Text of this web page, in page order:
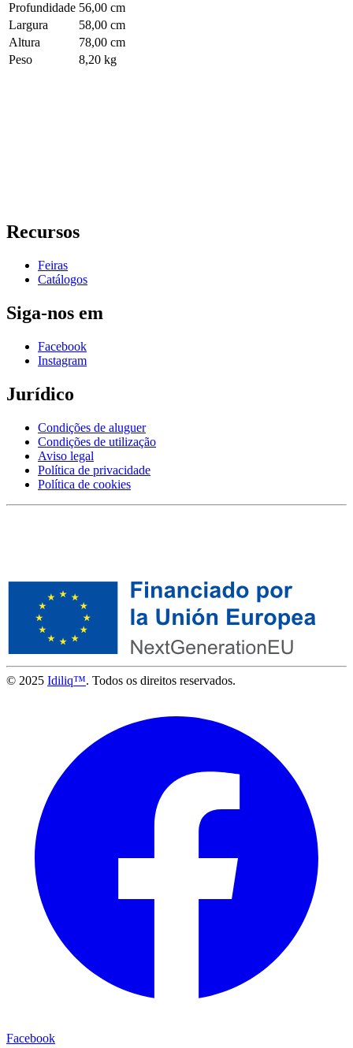
Profundidade 56,00 cm
Largura
58,00 cm
Altura
78,00 cm
Peso
8,20 kg
Recursos
Feiras
Catálogos
Siga-nos em
Facebook
Instagram
Jurídico
Condições de aluguer
Condições de utilização
Aviso legal
Política de privacidade
Política de cookies
© 2025 Idiliq™. Todos os direitos reservados.
Facebook